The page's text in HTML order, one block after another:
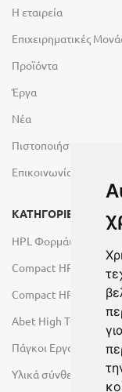
Η εταιρεία
Επιχειρηματικές
Προϊόντα
Έργα
Νέα
Πιστοποιήσεις
Επικοινωνία
ΚΑΤΗΓΟΡΙΕΣ
HPL Φορμάικες
Compact HPL
Compact HPL
Abet High Tech
Πάγκοι Εργασίας
Υλικά σύνθεσης